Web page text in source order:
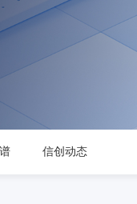
信创动态